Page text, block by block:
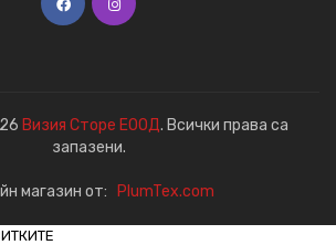
Визия Сторе ЕООД. Всички права са
запазени.
магазин от: PlumTex.com